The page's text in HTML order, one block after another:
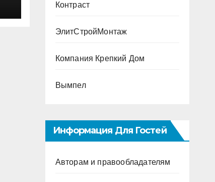
Контраст
ЭлитСтройМонтаж
Компания Крепкий Дом
Вымпел
Информация Для Гостей
Авторам и правообладателям